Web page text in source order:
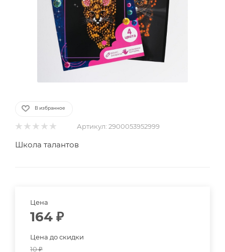
В избранное
Артикул: 2900053952999
Школа талантов
Цена
164 ₽
Цена до скидки
10₽